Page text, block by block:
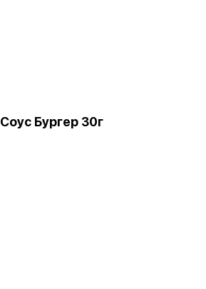
Соус Бургер 30г